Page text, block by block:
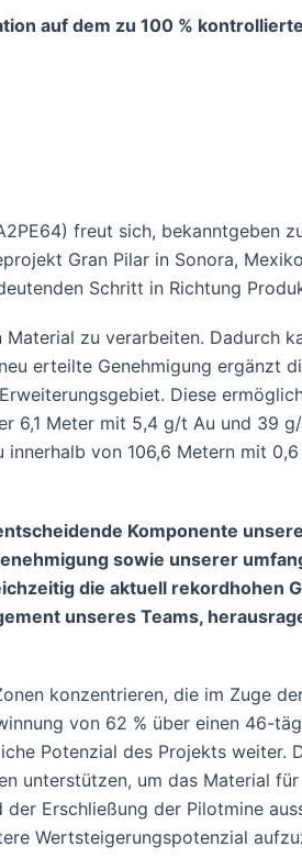
auf dem zu 100 %
freut sich, bekanntgeben
Gran Pilar in Sonora,
Schritt in Richtung
zu verarbeiten. Dadurch
erteilte Genehmigung ergänzt
Diese
Meter mit 5,4 g/t Au und 39
von 106,6 Metern mit
Komponente
sowie unserer
die aktuell rekordhohen
unseres Teams,
konzentrieren, die im Zuge
von 62 % über einen 46-
Potenzial des Projekts weiter.
unterstützen, um das Material
Erschließung der Pilotmine
Wertsteigerungspotenzial